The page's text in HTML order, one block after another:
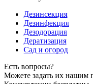
Дезинсекция
Дезинфекция
Дезодорация
Дератизация
Сад и огород
Есть вопросы?
Можете задать их нашим